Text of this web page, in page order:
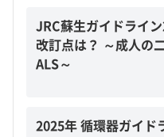
JRC蘇生ガイドライ
改訂点は？ ～成人の
ALS～
2025年 循環器ガイド